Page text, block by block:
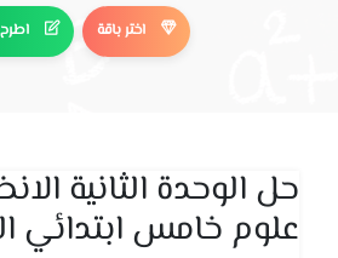
اختر باقة
حل الوحدة الثانية
علوم خامس ابتدائي